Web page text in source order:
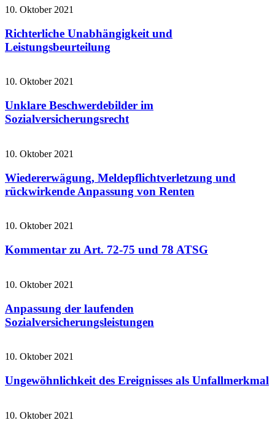
10. Oktober 2021
Richterliche Unabhängigkeit und
Leistungsbeurteilung
10. Oktober 2021
Unklare Beschwerdebilder im
Sozialversicherungsrecht
10. Oktober 2021
Wiedererwägung, Meldepflichtverletzung und
rückwirkende Anpassung von Renten
10. Oktober 2021
Kommentar zu Art. 72-75 und 78 ATSG
10. Oktober 2021
Anpassung der laufenden
Sozialversicherungsleistungen
10. Oktober 2021
Ungewöhnlichkeit des Ereignisses als Unfallmerkmal
10. Oktober 2021